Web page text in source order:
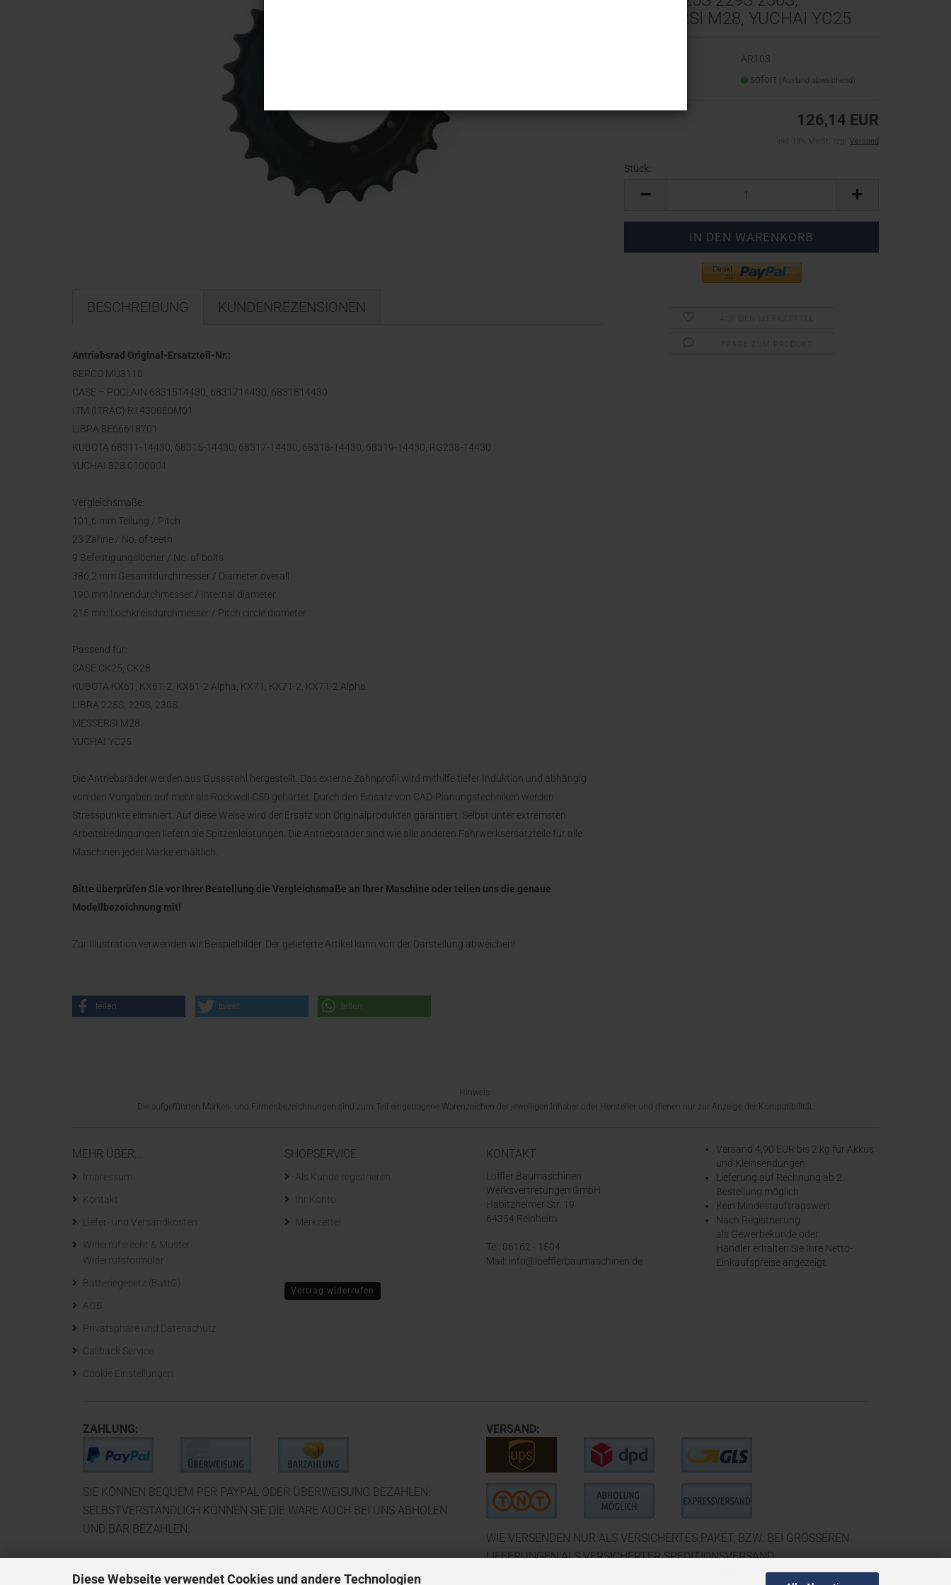
Diese Webseite verwendet Cookies und andere Technologien
MESSERSI M28, YUCHAI YC25
AR103
sofort (Ausland abweichend)
126,14 EUR
inkl. 19% MwSt. zzgl. Versand
Stück:
Stück
BESCHREIBUNG KUNDENREZENSIONEN
Antriebsrad Original-Ersatzteil-Nr.:
BERCO MU3110
CASE – POCLAIN 6831514430, 6831714430, 6831814430
ITM (ITRAC) R14300E0M01
LIBRA 8E66618701
KUBOTA 68311-14430, 68315-14430, 68317-14430, 68318-14430, 68319-14430, RG238-14430
YUCHAI 828.0100001
Vergleichsmaße:
101,6 mm Teilung / Pitch
23 Zähne / No. of teeth
9 Befestigungslöcher / No. of bolts
386,2 mm Gesamtdurchmesser / Diameter overall
190 mm Innendurchmesser / Internal diameter
215 mm Lochkreisdurchmesser / Pitch circle diameter
Passend für:
CASE CK25, CK28
KUBOTA KX61, KX61-2, KX61-2 Alpha, KX71, KX71-2, KX71-2 Alpha
LIBRA 225S, 229S, 230S
MESSERSI M28
YUCHAI YC25
Die Antriebsräder werden aus Gussstahl hergestellt. Das externe Zahnprofil wird mithilfe tiefer Induktion und abhängig
von den Vorgaben auf mehr als Rockwell C50 gehärtet. Durch den Einsatz von CAD-Planungstechniken werden
Stresspunkte eliminiert. Auf diese Weise wird der Ersatz von Originalprodukten garantiert. Selbst unter extremsten
Arbeitsbedingungen liefern sie Spitzenleistungen. Die Antriebsräder sind wie alle anderen Fahrwerksersatzteile für alle
Maschinen jeder Marke erhältlich.
Bitte überprüfen Sie vor Ihrer Bestellung die Vergleichsmaße an Ihrer Maschine oder teilen uns die genaue
Modellbezeichnung mit!
Zur Illustration verwenden wir Beispielbilder. Der gelieferte Artikel kann von der Darstellung abweichen!
teilen tweet teilen
Hinweis:
Die aufgeführten Marken- und Firmenbezeichnungen sind zum Teil eingetragene Warenzeichen der jeweiligen Inhaber oder Hersteller und dienen nur zur Anzeige der Kompatibilität.
MEHR ÜBER...
Impressum
Kontakt
Liefer- und Versandkosten
Widerrufsrecht & Muster-
Widerrufsformular
Batteriegesetz (BattG)
AGB
Privatsphäre und Datenschutz
Callback Service
Cookie Einstellungen
SHOPSERVICE
Als Kunde registrieren
Ihr Konto
Merkzettel
KONTAKT
Löffler Baumaschinen
Werksvertretungen GmbH
Habitzheimer Str. 19
64354 Reinheim
Tel: 06162 - 1504
Mail: info@loefflerbaumaschinen.de
Versand 4,90 EUR bis 2 kg für Akkus
und Kleinsendungen
​Lieferung auf Rechnung ab 2.
Bestellung möglich
Kein Mindestauftragswert
Nach Registrierung
als Gewerbekunde oder
Händler erhalten Sie Ihre Netto-
Einkaufspreise angezeigt.
Vertrag widerrufen
ZAHLUNG:
SIE KÖNNEN BEQUEM PER PAYPAL ODER ÜBERWEISUNG BEZAHLEN.
SELBSTVERSTÄNDLICH KÖNNEN SIE DIE WARE AUCH BEI UNS ABHOLEN
UND BAR BEZAHLEN.
VERSAND:
WIE VERSENDEN NUR ALS VERSICHERTES PAKET, BZW. BEI GRÖSSEREN
LIEFERUNGEN ALS VERSICHERTER SPEDITIONSVERSAND.
LIEFERUNGEN AN PACKSTATIONEN SIND NICHT MÖGLICH.